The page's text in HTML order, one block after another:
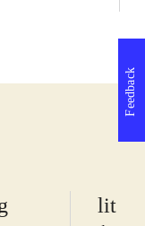
Feedback